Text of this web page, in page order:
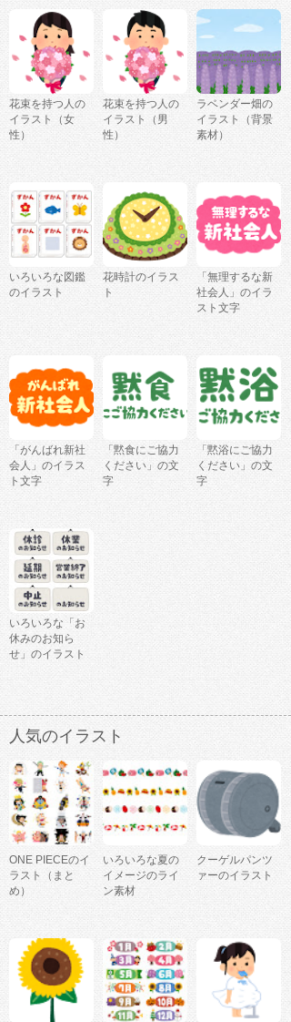
花束を持つ人の
イラスト（女
性）
花束を持つ人の
イラスト（男
性）
ラベンダー畑の
イラスト（背景
素材）
いろいろな図鑑
のイラスト
花時計のイラス
ト
「無理するな新
社会人」のイラ
スト文字
「がんばれ新社
会人」のイラス
ト文字
「黙食にご協力
ください」の文
字
「黙浴にご協力
ください」の文
字
いろいろな「お
休みのお知ら
せ」のイラスト
人気のイラスト
ONE PIECEのイ
ラスト（まと
め）
いろいろな夏の
イメージのライ
ン素材
クーゲルパンツ
ァーのイラスト